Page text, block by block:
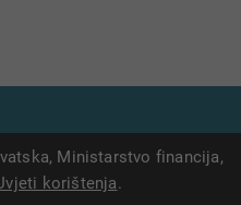
Ministarstvo financija,
korištenja.